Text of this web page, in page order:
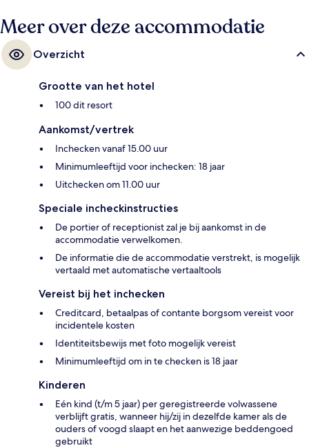
Meer over deze accommodatie
Overzicht
Grootte van het hotel
100 dit resort
Aankomst/vertrek
Inchecken vanaf 15.00 uur
Minimumleeftijd voor inchecken: 18 jaar
Uitchecken om 11.00 uur
Speciale incheckinstructies
De portier of receptionist zal je bij aankomst in de
accommodatie verwelkomen.
De informatie die de accommodatie verstrekt, is mogelijk
vertaald met automatische vertaaltools
Vereist bij het inchecken
Creditcard, betaalpas of contante borgsom vereist voor
incidentele kosten
Identiteitsbewijs met foto mogelijk vereist
Minimumleeftijd om in te checken is 18 jaar
Kinderen
Eén kind (t/m 5 jaar) per geregistreerde volwassene
verblijft gratis, wanneer hij/zij in dezelfde kamer als de
ouders of voogd slaapt en het aanwezige beddengoed
gebruikt